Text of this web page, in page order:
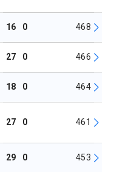
16 0 468
27 0 466
18 0 464
27 0 461
29 0 453